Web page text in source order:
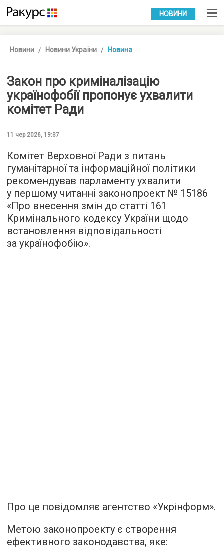
УКР РУС
НОВИНИ
Новини Новини України Новина
Закон про криміналізацію
українофобії пропонує ухвалити
комітет Ради
11 чер 2026, 19:37
Комітет Верховної Ради з питань
гуманітарної та інформаційної політики
рекомендував парламенту ухвалити
у першому читанні законопроект № 15186
«Про внесення змін до статті 161
Кримінального кодексу України щодо
встановлення відповідальності
за українофобію».
Про це повідомляє агентство «Укрінформ».
Метою законопроекту є створення
ефективного законодавства, яке: